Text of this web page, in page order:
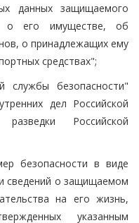
данных защищаемого
о его имуществе, об
о принадлежащих ему
средствах";
службы безопасности"
дел Российской
Российской
безопасности в виде
сведений о защищаемом
на его жизнь,
указанным